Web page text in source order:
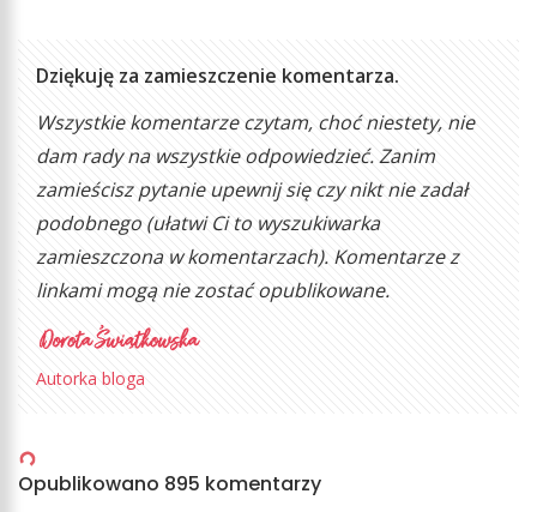
Dziękuję za zamieszczenie komentarza.
Wszystkie komentarze czytam, choć niestety, nie
dam rady na wszystkie odpowiedzieć. Zanim
zamieścisz pytanie upewnij się czy nikt nie zadał
podobnego (ułatwi Ci to wyszukiwarka
zamieszczona w komentarzach). Komentarze z
linkami mogą nie zostać opublikowane.
Autorka bloga
Opublikowano 895 komentarzy